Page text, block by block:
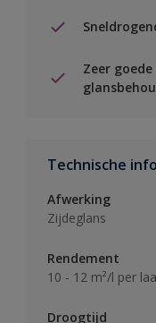
Zeer
Technische
Afwerking
Zijdeglans
Rendement
10 - 12 m²/l per
Droogtijd